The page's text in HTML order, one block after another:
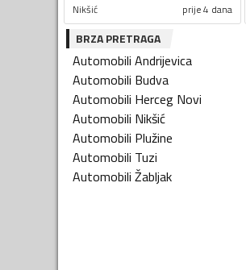
Nikšić prije 4 dana
BRZA PRETRAGA
Automobili Andrijevica
Automobili Budva
Automobili Herceg Novi
Automobili Nikšić
Automobili Plužine
Automobili Tuzi
Automobili Žabljak